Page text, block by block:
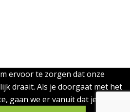
ervoor te zorgen dat onze
draait. Als je doorgaat met het
gaan we er vanuit dat je ermee